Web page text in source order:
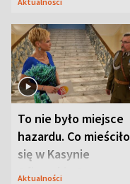
To nie było miejsce
hazardu. Co mieściło
się w Kasynie
Oficerskim?
Aktualności